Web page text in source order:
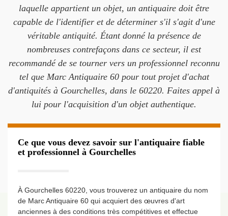
laquelle appartient un objet, un antiquaire doit être
capable de l'identifier et de déterminer s'il s'agit d'une
véritable antiquité. Étant donné la présence de
nombreuses contrefaçons dans ce secteur, il est
recommandé de se tourner vers un professionnel reconnu
tel que Marc Antiquaire 60 pour tout projet d'achat
d'antiquités à Gourchelles, dans le 60220. Faites appel à
lui pour l'acquisition d'un objet authentique.
Ce que vous devez savoir sur l'antiquaire fiable
et professionnel à Gourchelles
À Gourchelles 60220, vous trouverez un antiquaire du nom
de Marc Antiquaire 60 qui acquiert des œuvres d'art
anciennes à des conditions très compétitives et effectue